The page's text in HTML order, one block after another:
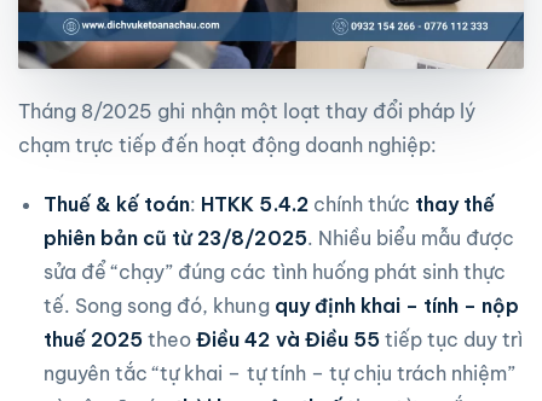
Tháng 8/2025 ghi nhận một loạt thay đổi pháp lý
chạm trực tiếp đến hoạt động doanh nghiệp:
Thuế & kế toán: HTKK 5.4.2chính thức thay thế
phiên bản cũ từ 23/8/2025. Nhiều biểu mẫu được
sửa để “chạy” đúng các tình huống phát sinh thực
tế. Song song đó, khung quy định khai – tính – nộp
thuế 2025 theoĐiều 42 và Điều 55tiếp tục duy trì
nguyên tắc “tự khai – tự tính – tự chịu trách nhiệm”